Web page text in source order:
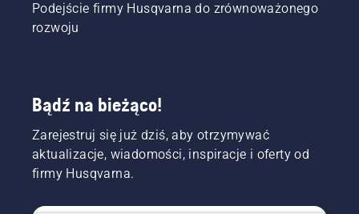
Podejście firmy Husqvarna do zrównoważonego
rozwoju
Bądź na bieżąco!
Zarejestruj się już dziś, aby otrzymywać
aktualizacje, wiadomości, inspiracje i oferty od
firmy Husqvarna.